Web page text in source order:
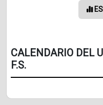
CALENDARIO DEL
F.S.